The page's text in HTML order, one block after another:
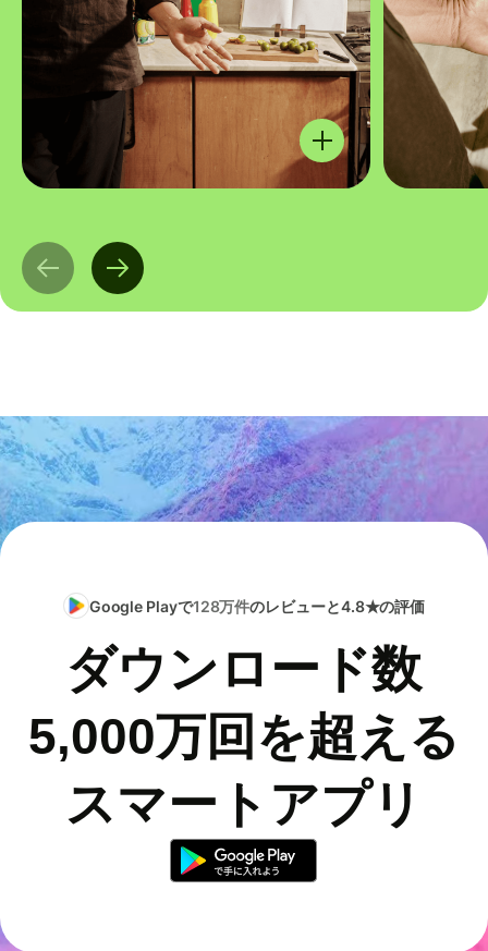
Google Playで128万件のレビューと4.8★の評価
ダウンロード数
5,000万回を超える
スマートアプリ